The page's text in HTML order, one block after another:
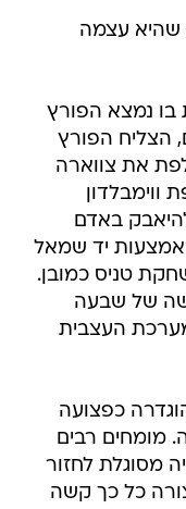
שהיא עצמה
נמצא הפורץ
הצליח הפורץ
את צווארה
ווימבלדון
המשיכה להיאבק באדם
יד שמאל
טניס כמובן.
של שבעה
העצבית
כפצועה
מומחים רבים
מסוגלת לחזור
כל כך קשה